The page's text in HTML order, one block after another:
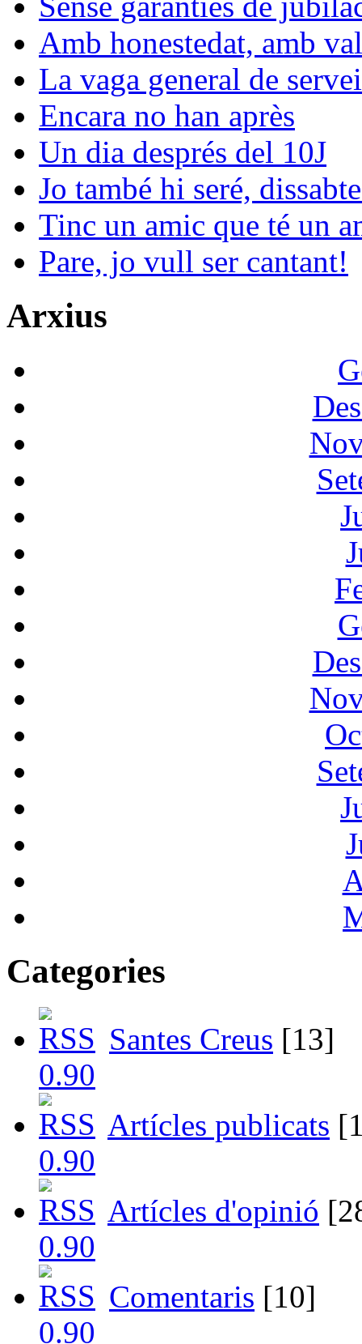
Amb honestedat, amb
La vaga general de
Encara no han après
Un dia després del 10J
Jo també hi seré,
Tinc un amic que té un
Pare, jo vull ser cantant!
Arxius
Categories
Santes Creus [13]
Artícles publicats
Artícles d'opinió
Comentaris [10]